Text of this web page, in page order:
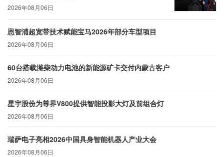
2026年08月06日
恩智浦超宽带技术赋能宝马2026年部分车型项目
2026年08月06日
60台搭载潍柴动力电池的新能源矿卡交付内蒙古客户
2026年08月06日
星宇股份为尊界V800提供智能投影大灯及前组合灯
2026年08月06日
瑞萨电子亮相2026中国具身智能机器人产业大会
2026年08月06日